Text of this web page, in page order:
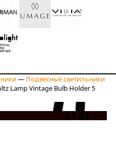
— Подвесные светильники
Lamp Vintage Bulb Holder 5